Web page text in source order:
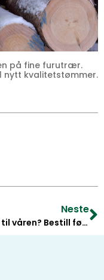
på fine furutrær.
nytt kvalitetstømmer.
Neste
Plante til våren? Bestill før 1. februar